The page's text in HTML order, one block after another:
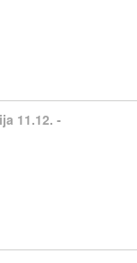
11.12. -